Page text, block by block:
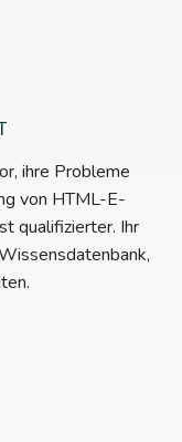
ihre Probleme
von HTML-E-
qualifizierter. Ihr